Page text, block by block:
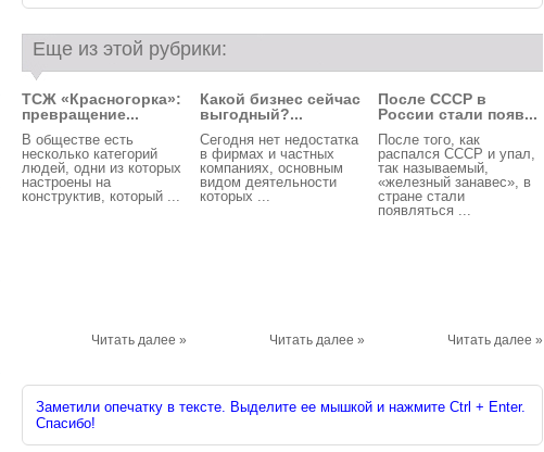
Еще из этой рубрики:
ТСЖ «Красногорка»:
превращение...
В обществе есть
несколько категорий
людей, одни из которых
настроены на
конструктив, который ...
Читать далее »
Какой бизнес сейчас
выгодный?...
Сегодня нет недостатка
в фирмах и частных
компаниях, основным
видом деятельности
которых ...
Читать далее »
После СССР в
России стали появ...
После того, как
распался СССР и упал,
так называемый,
«железный занавес», в
стране стали
появляться ...
Читать далее »
Заметили опечатку в тексте. Выделите ее мышкой и нажмите Ctrl + Enter.
Спасибо!